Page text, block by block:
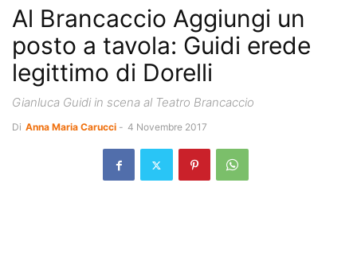
Al Brancaccio Aggiungi un
posto a tavola: Guidi erede
legittimo di Dorelli
Gianluca Guidi in scena al Teatro Brancaccio
Di Anna Maria Carucci - 4 Novembre 2017